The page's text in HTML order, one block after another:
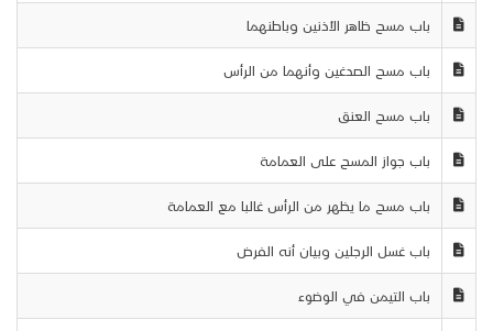
باب مسح ظاهر الأذنين وباطنهما
باب مسح الصدغين وأنهما من الرأس
باب مسح العنق
باب جواز المسح على العمامة
باب مسح ما يظهر من الرأس غالبا مع العمامة
باب غسل الرجلين وبيان أنه الفرض
باب التيمن في الوضوء